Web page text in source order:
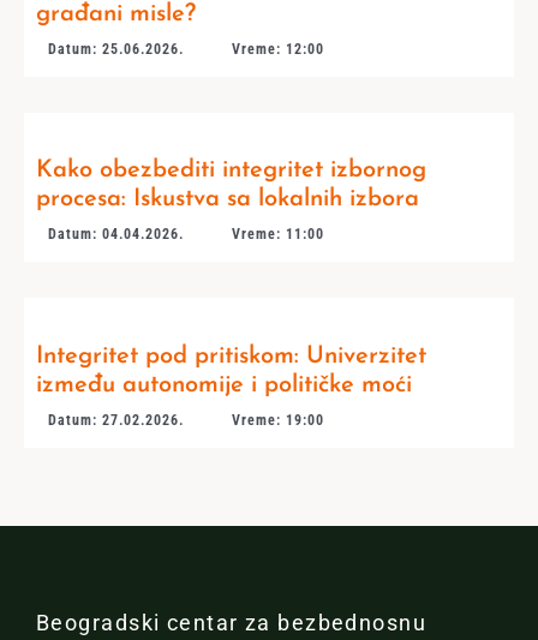
građani misle?
Datum: 25.06.2026. Vreme: 12:00
Kako obezbediti integritet izbornog
procesa: Iskustva sa lokalnih izbora
Datum: 04.04.2026. Vreme: 11:00
Integritet pod pritiskom: Univerzitet
između autonomije i političke moći
Datum: 27.02.2026. Vreme: 19:00
Beogradski centar za bezbednosnu